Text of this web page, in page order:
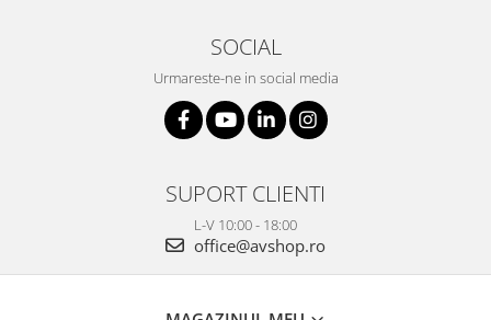
SOCIAL
Urmareste-ne in social media
SUPORT CLIENTI
L-V 10:00 - 18:00
office@avshop.ro